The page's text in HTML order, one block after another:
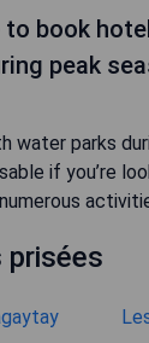
to book
peak
water parks
if you’re
prisées